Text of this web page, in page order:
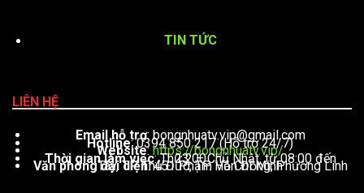
TIN TỨC
LIÊN HỆ
Email hỗ trợ:bongnhuatv.vip@gmail.com
Hotline: 0394 850 217 (Hỗ trợ 24/7)
Website:https://bongnhuatv.vip/
Thời gian làm việc : Thứ 2 – Chủ Nhật, từ 08:00 đến 23:00
Văn phòng đại diện: 451 Phạm Văn Đồng, Phường Linh Tây, TP. Thủ Đức, TP. Hồ Chí Minh